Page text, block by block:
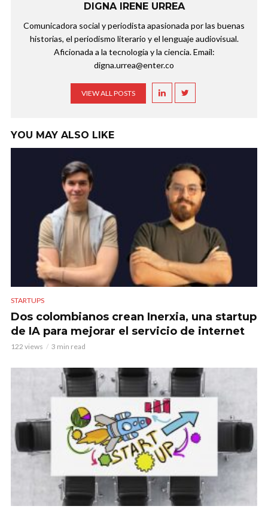
DIGNA IRENE URREA
Comunicadora social y periodista apasionada por las buenas
historias, el periodismo literario y el lenguaje audiovisual.
Aficionada a la tecnología y la ciencia. Email:
digna.urrea@enter.co
VIEW ALL POSTS
YOU MAY ALSO LIKE
STARTUPS
Dos colombianos crean Inerxia, una startup
de IA para mejorar el servicio de internet
122 views 3 min read